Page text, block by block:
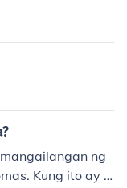
ng
Kung ito ay d